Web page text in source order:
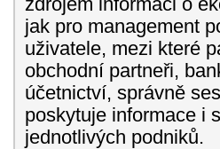
zdrojem informaci o
jak pro management
uživatele, mezi které
obchodní partneři,
účetnictví, správně
poskytuje informace i
jednotlivých podniků.